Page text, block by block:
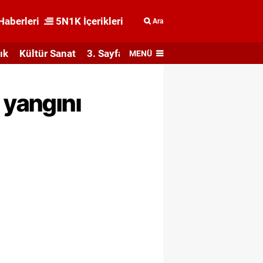
5N1K İçerikleri Ara
Kültür Sanat 3. Sayfa MENÜ